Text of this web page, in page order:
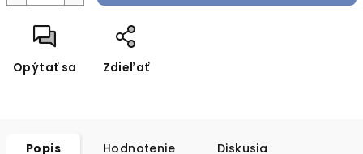
Opýtať sa Zdieľať
Popis Hodnotenie Diskusia